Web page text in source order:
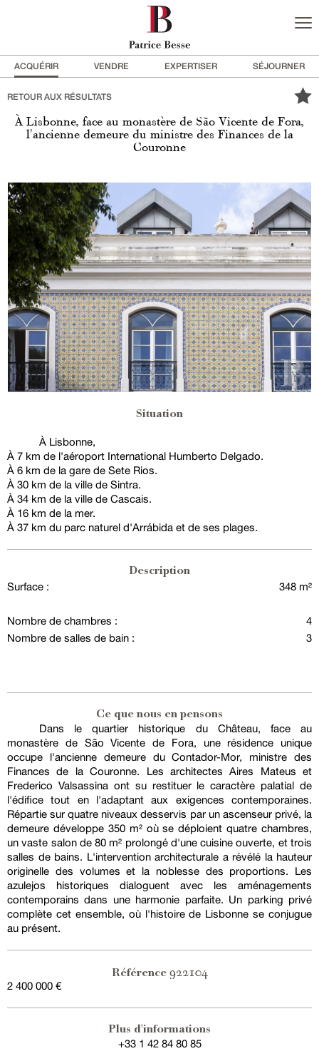
ACQUÉRIR VENDRE EXPERTISER SÉJOURNER
RETOUR AUX RÉSULTATS
À Lisbonne, face au monastère de São Vicente de Fora,
l'ancienne demeure du ministre des Finances de la
Couronne
Situation
À Lisbonne,
À 7 km de l'aéroport International Humberto Delgado.
À 6 km de la gare de Sete Rios.
À 30 km de la ville de Sintra.
À 34 km de la ville de Cascais.
À 16 km de la mer.
À 37 km du parc naturel d'Arrábida et de ses plages.
Description
Surface :
348 m²
Nombre de chambres :
4
Nombre de salles de bain :
3
Ce que nous en pensons
Dans le quartier historique du Château, face au
monastère de São Vicente de Fora, une résidence unique
occupe l'ancienne demeure du Contador-Mor, ministre des
Finances de la Couronne. Les architectes Aires Mateus et
Frederico Valsassina ont su restituer le caractère palatial de
l'édifice tout en l'adaptant aux exigences contemporaines.
Répartie sur quatre niveaux desservis par un ascenseur privé, la
demeure développe 350 m² où se déploient quatre chambres,
un vaste salon de 80 m² prolongé d'une cuisine ouverte, et trois
salles de bains. L'intervention architecturale a révélé la hauteur
originelle des volumes et la noblesse des proportions. Les
azulejos historiques dialoguent avec les aménagements
contemporains dans une harmonie parfaite. Un parking privé
complète cet ensemble, où l'histoire de Lisbonne se conjugue
au présent.
Référence 922104
2 400 000 €
Plus d'informations
+33 1 42 84 80 85